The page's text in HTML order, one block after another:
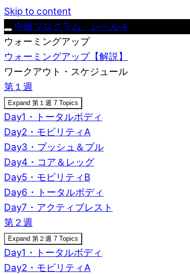
Skip to content
中級プログラム・レベル４
ウォーミングアップ
ウォーミングアップ【解説】
ワークアウト・スケジュール
第１週
Expand 第１週 7 Topics
Day1・トータルボディ
Day2・モビリティA
Day3・プッシュ＆プル
Day4・コア＆レッグ
Day5・モビリティB
Day6・トータルボディ
Day7・アクティブレスト
第２週
Expand 第２週 7 Topics
Day1・トータルボディ
Day2・モビリティA